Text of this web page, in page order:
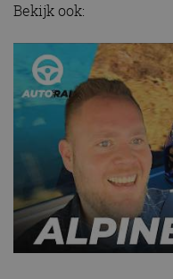
Bekijk ook: